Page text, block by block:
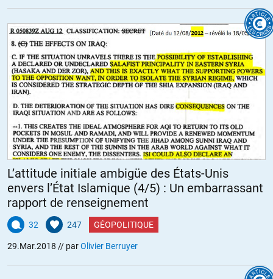
L’attitude initiale ambigüe des États-Unis
envers l’État Islamique (4/5) : Un embarrassant
rapport de renseignement
32 247 GÉOPOLITIQUE
29.Mar.2018 // parOlivier Berruyer